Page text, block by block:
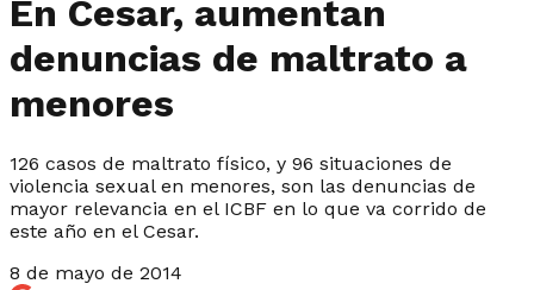
En Cesar, aumentan
denuncias de maltrato a
menores
126 casos de maltrato físico, y 96 situaciones de
violencia sexual en menores, son las denuncias de
mayor relevancia en el ICBF en lo que va corrido de
este año en el Cesar.
8 de mayo de 2014